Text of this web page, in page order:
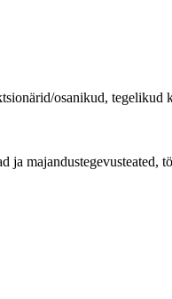
osanikud, tegelikud
ja majandustegevusteated,